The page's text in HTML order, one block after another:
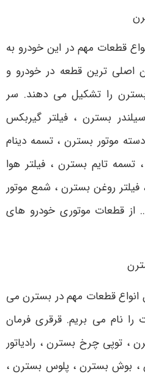
قطعات مهم در این خودرو به
اصلی ترین قطعه در خودرو و
را تشکیل می دهند. سر
بسترن ، فیلتر گیربکس
موتور بسترن ، تسمه دینام
تایم بسترن ، فیلتر هوا
روغن بسترن ، شمع موتور
قطعات موتوری خودرو های
قطعات مهم در بسترن می
را نام می بریم. قرقری فرمان
، توپی چرخ بسترن ، رادیاتور
، بوش بسترن ، پلوس بسترن ،